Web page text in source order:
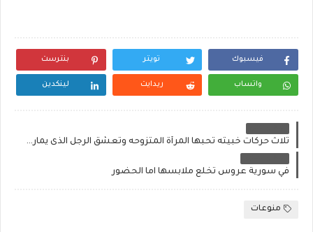
فيسبوك تويتر بنترست
واتساب ريدايت لينكدين
ثلاث حركات خبيثه تحبها المرأة المتزوحه وتعشق الرجل الذى يمارس معها
في سورية عروس تخلع ملابسها اما الحضور
منوعات